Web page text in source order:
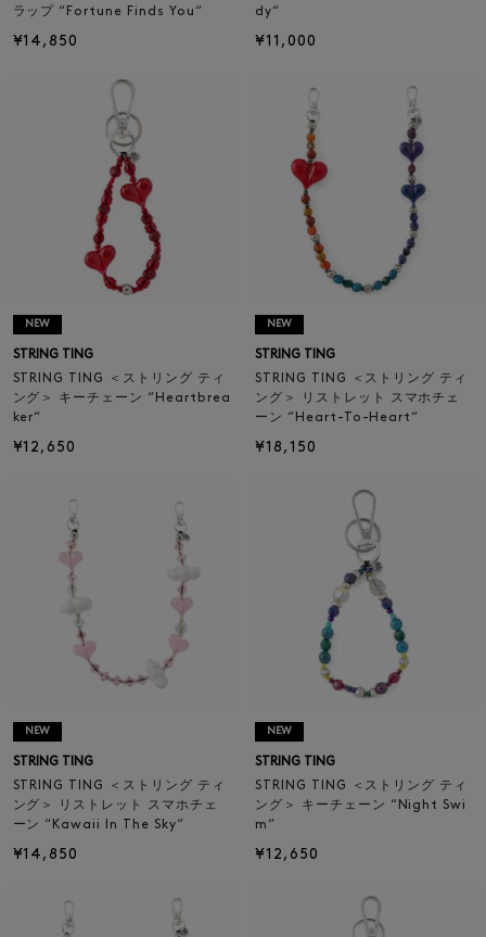
ラップ “Fortune Finds You“
¥14,850
dy“
¥11,000
NEW
STRING TING
STRING TING ＜ストリング ティ
ング＞ キーチェーン “Heartbrea
ker“
¥12,650
NEW
STRING TING
STRING TING ＜ストリング ティ
ング＞ リストレット スマホチェ
ーン “Heart-To-Heart“
¥18,150
NEW
STRING TING
STRING TING ＜ストリング ティ
ング＞ リストレット スマホチェ
ーン “Kawaii In The Sky“
¥14,850
NEW
STRING TING
STRING TING ＜ストリング ティ
ング＞ キーチェーン “Night Swi
m“
¥12,650